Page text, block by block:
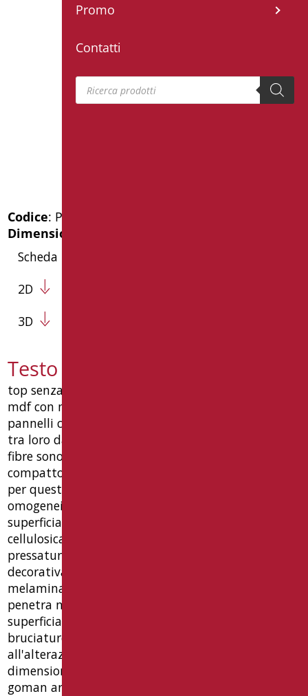
Codice: PR-L120/39
Dimensioni
Scheda Tecnica
2D
3D
Testo capitolato PR-L120/39
top senza fori con staffe fisse. realizzato in pannelli
mdf con nobilitazione doppio strato melaminico.
pannelli composti da fibre di legno pressate, legate
tra loro da collanti a base di resine sintetiche. le
fibre sono distribuite in modo uniforme e
compatto su tutto lo spessore del pannello, dotato
per questo di grande stabilità dimensionale e
omogeneità. il pannello è rivestito
superficialmente da una pellicola decorativa a base
cellulosica impregnata di resina melaminica. la
pressatura a caldo sui pannelli mdf della pellicola
decorativa ne determina la "nobilitazione". la
melamina contenuta nella pellicola fonde e
penetra nel supporto mdf, formando uno strato
superficiale del tutto omogeneo, resistente alle
bruciature, ai reagenti chimici, all'abrasione ed
all'alterazione dei colori. colore antracite opaco.
dimensione mm 1200(l) x 500(p) x 40(h). tipo:
goman articolo pr-l120/39
Promo
Contatti
Products search